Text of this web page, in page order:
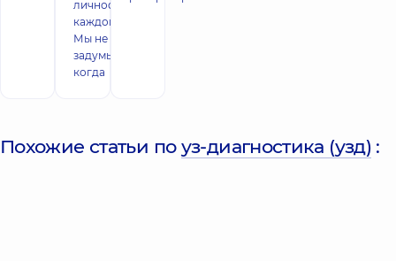
личность, на
каждого из нас.
Мы не
задумываемся,
когда
Похожие статьи по уз-диагностика (узд) :